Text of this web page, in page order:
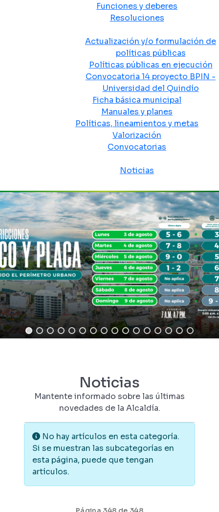
Funciones y deberes
Resoluciones
Actualización y/o formulación de
políticas públicas
Políticas públicas en ejecución
Convocatoria 14 proyecto BPIN -
Universidad del Quindío
Ficha básica municipal
Manuales y planes
Políticas, lineamientos y metas
Valorización
Convocatorias
Noticias
Noticias
Mantente informado sobre las últimas
novedades de la Alcaldía.
Información
No hay artículos en esta categoría.
Si se muestran las subcategorías en
esta página, puede que tengan
artículos.